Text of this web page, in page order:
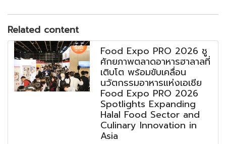
Related content
Food Expo PRO 2026 ชู
ศักยภาพตลาดอาหารฮาลาลที่
เติบโต พร้อมขับเคลื่อน
นวัตกรรมอาหารแห่งเอเชีย
Food Expo PRO 2026
Spotlights Expanding
Halal Food Sector and
Culinary Innovation in
Asia